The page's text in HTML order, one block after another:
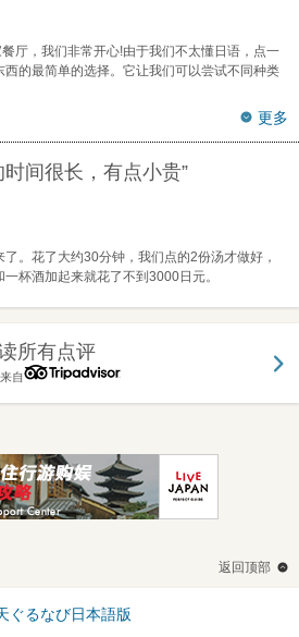
厅，我们非常开心!由于我们不太懂日语，点一
的最简单的选择。它让我们可以尝试不同种类
更多
间很长，有点小贵”
。花了大约30分钟，我们点的2份汤才做好，
杯酒加起来就花了不到3000日元。
所有点评
自
返回顶部
ぐるなび日本語版